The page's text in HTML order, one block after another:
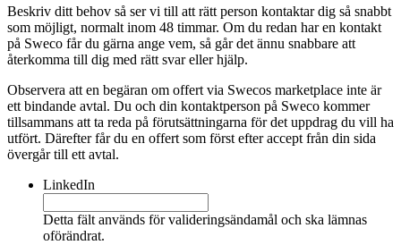
Beskriv ditt behov så ser vi till att rätt person kontaktar dig så snabbt
som möjligt, normalt inom 48 timmar. Om du redan har en kontakt
på Sweco får du gärna ange vem, så går det ännu snabbare att
återkomma till dig med rätt svar eller hjälp.
Observera att en begäran om offert via Swecos marketplace inte är
ett bindande avtal. Du och din kontaktperson på Sweco kommer
tillsammans att ta reda på förutsättningarna för det uppdrag du vill ha
utfört. Därefter får du en offert som först efter accept från din sida
övergår till ett avtal.
LinkedIn
Detta fält används för valideringsändamål och ska lämnas
oförändrat.